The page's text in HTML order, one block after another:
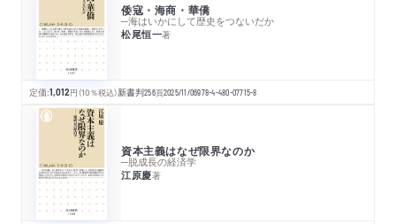
倭寇・海商・華僑
─海はいかにして歴史をつないだか
松尾恒一著
定価:1,012円 （10％税込）新書判256頁2025/11/06978-4-480-07715-8
資本主義はなぜ限界なのか
─脱成長の経済学
江原慶著